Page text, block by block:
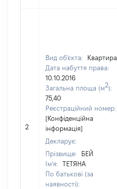
2
Вид об'єкта:
Квартира
Дата набуття права:
10.10.2016
Загальна площа (м2):
75,40
Реєстраційний номер:
[Конфіденційна
інформація]
Декларує:
Прізвище:
БЕЙ
Ім'я:
ТЕТЯНА
По батькові (за
наявності):